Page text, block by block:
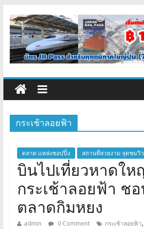
กระเช้าลอยฟ้า
ตลาด แหล่งชอปปิ้ง สถานที่สวยงาม จุดชมวิว
บินไปเที่ยวหาดให
กระเช้าลอยฟ้า ชอ
ตลาดกิมหยง
admin 0 Comment กระเช้าลอยฟ้า,